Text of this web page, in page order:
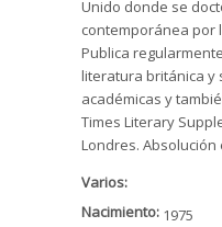
Unido donde se
contemporánea por
Publica
literatura británica y
académicas y
Times Literary
Londres.
Varios:
Nacimiento: 1975